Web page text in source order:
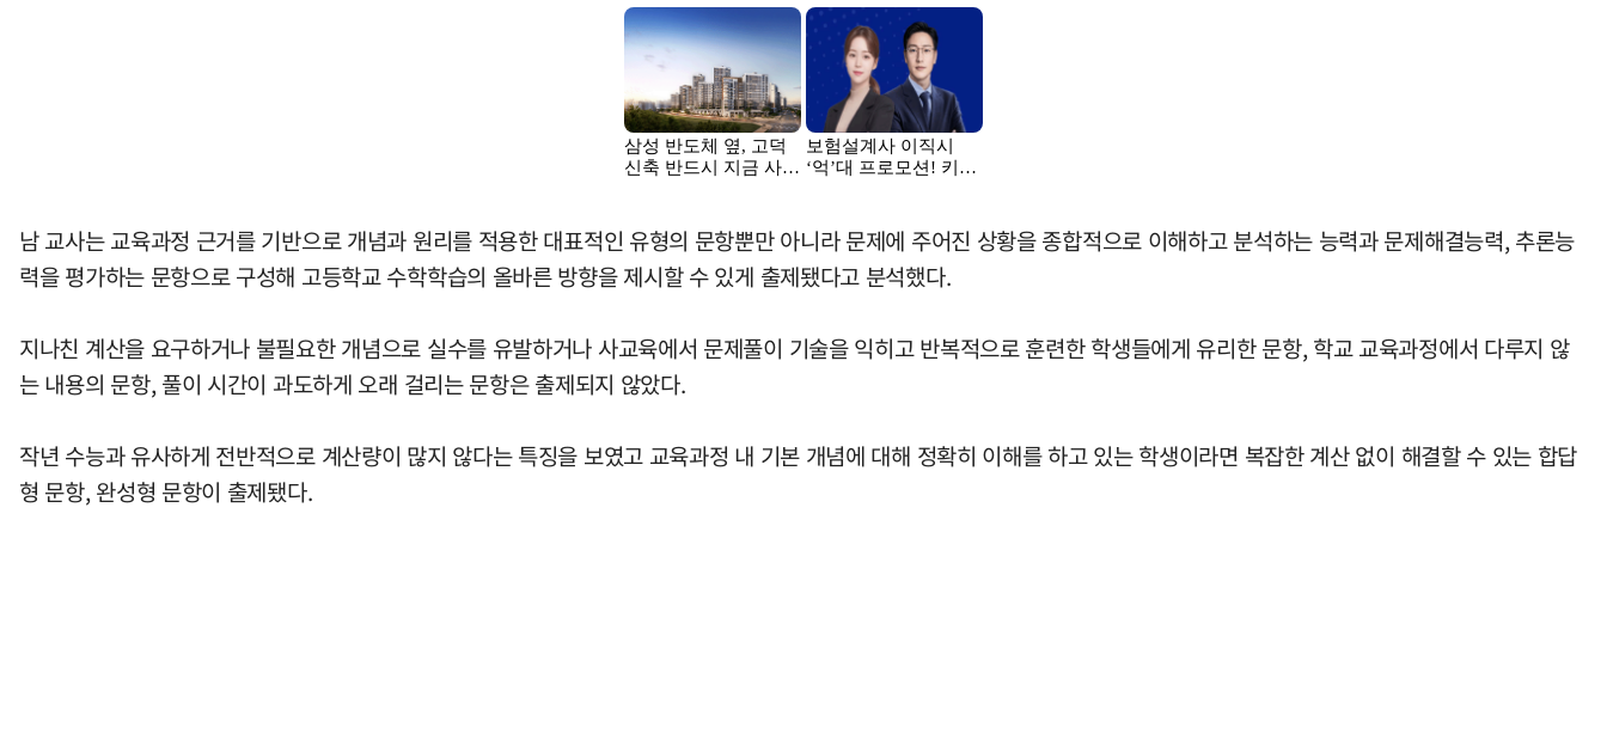
남 교사는 교육과정 근거를 기반으로 개념과 원리를 적용한 대표적인 유형의 문항뿐만 아니라 문제에 주어진 상황을 종합적으로 이해하고 분석하는 능력과 문제해결능력, 추론능
력을 평가하는 문항으로 구성해 고등학교 수학학습의 올바른 방향을 제시할 수 있게 출제됐다고 분석했다.
지나친 계산을 요구하거나 불필요한 개념으로 실수를 유발하거나 사교육에서 문제풀이 기술을 익히고 반복적으로 훈련한 학생들에게 유리한 문항, 학교 교육과정에서 다루지 않
는 내용의 문항, 풀이 시간이 과도하게 오래 걸리는 문항은 출제되지 않았다.
작년 수능과 유사하게 전반적으로 계산량이 많지 않다는 특징을 보였고 교육과정 내 기본 개념에 대해 정확히 이해를 하고 있는 학생이라면 복잡한 계산 없이 해결할 수 있는 합답
형 문항, 완성형 문항이 출제됐다.